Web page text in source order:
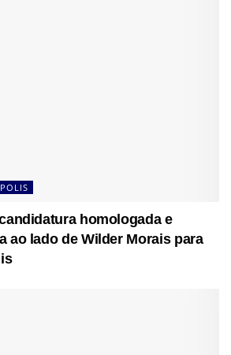
homologada e
ao lado de Wilder Morais para